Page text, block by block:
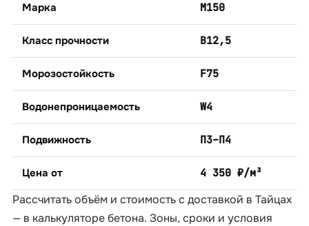
Марка М150
Класс прочности B12,5
Морозостойкость F75
Водонепроницаемость W4
Подвижность П3–П4
Цена от 4 350 ₽/м³
Рассчитать объём и стоимость с доставкой в Тайцах
— в калькуляторе бетона. Зоны, сроки и условия